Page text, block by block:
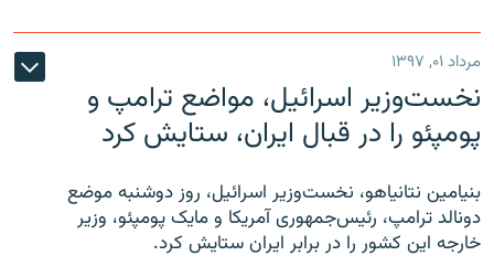
مرداد ۰۱, ۱۳۹۷
نخست‌وزیر اسرائیل، مواضع ترامپ و
پومپئو را در قبال ایران، ستایش کرد
بنیامین نتانیاهو، نخست‌وزیر اسرائیل، روز دوشنبه موضع
دونالد ترامپ، رئیس‌جمهوری آمریکا و مایک پومپئو، وزیر
خارجه این کشور را در برابر ایران ستایش کرد.